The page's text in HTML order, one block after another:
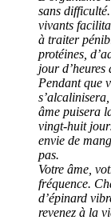
sans
vivants
à traiter
protéines,
jour
Pendant que
âme puisera
vingt-huit
envie de
pas.
Votre âme,
fréquence.
d’épinard
revenez à la